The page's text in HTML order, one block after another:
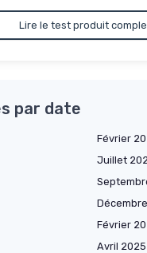
Lire le test produit
par date
Février
Juillet
Février
Avril 2025